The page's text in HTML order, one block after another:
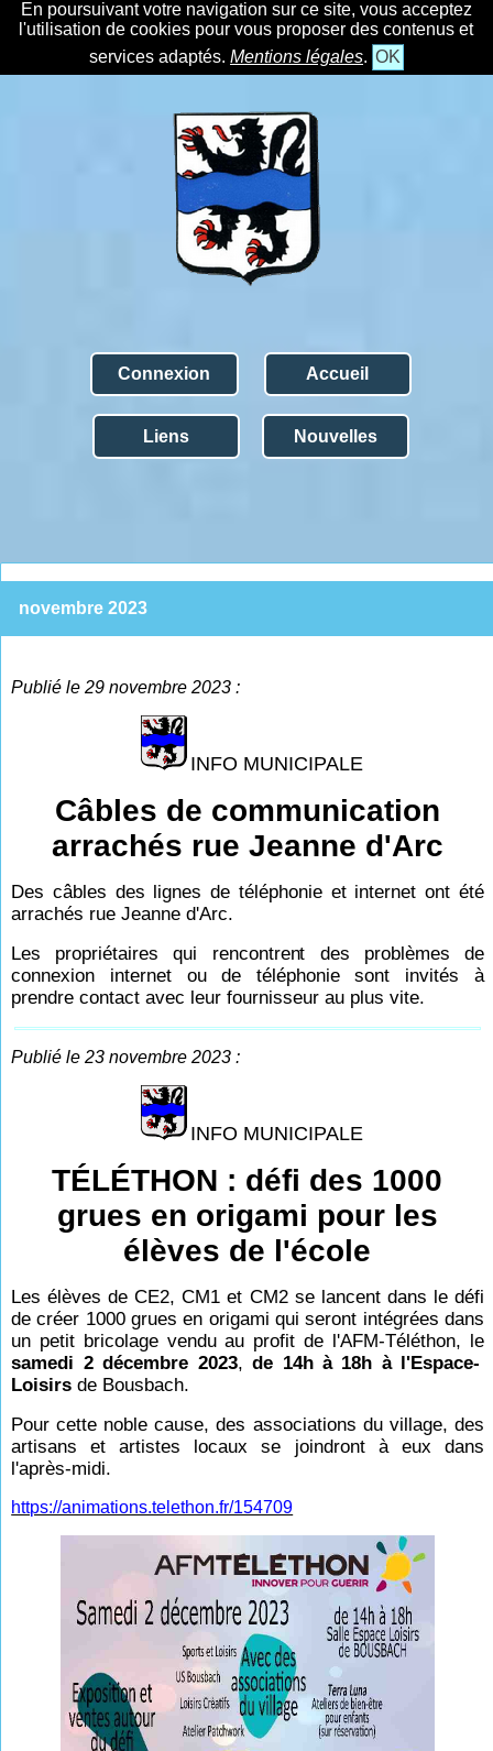
En poursuivant votre navigation sur ce site, vous acceptez
l'utilisation de cookies pour vous proposer des contenus et
services adaptés. Mentions légales. OK
Connexion Accueil
Liens Nouvelles
novembre 2023
Publié le 29 novembre 2023 :
INFO MUNICIPALE
Câbles de communication
arrachés rue Jeanne d'Arc
Des câbles des lignes de téléphonie et internet ont été
arrachés rue Jeanne d'Arc.
Les propriétaires qui rencontrent des problèmes de
connexion internet ou de téléphonie sont invités à
prendre contact avec leur fournisseur au plus vite.
Publié le 23 novembre 2023 :
INFO MUNICIPALE
TÉLÉTHON : défi des 1000
grues en origami pour les
élèves de l'école
Les élèves de CE2, CM1 et CM2 se lancent dans le défi
de créer 1000 grues en origami qui seront intégrées dans
un petit bricolage vendu au profit de l'AFM-Téléthon, le
samedi 2 décembre 2023,de 14h à 18h à l'Espace-
Loisirs de Bousbach.
Pour cette noble cause, des associations du village, des
artisans et artistes locaux se joindront à eux dans
l'après-midi.
https://animations.telethon.fr/154709